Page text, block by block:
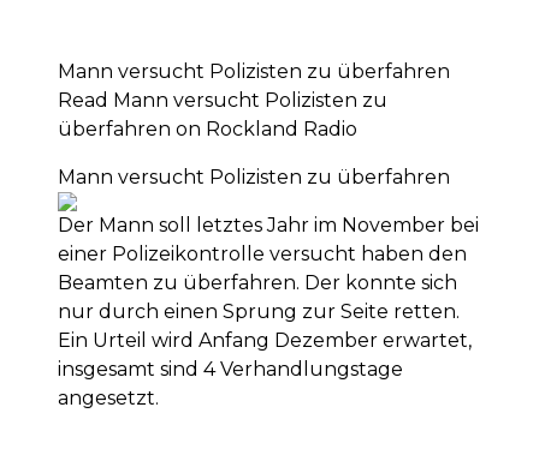
Mann versucht Polizisten zu überfahren
Read Mann versucht Polizisten zu
überfahren on Rockland Radio
Mann versucht Polizisten zu überfahren
Der Mann soll letztes Jahr im November bei
einer Polizeikontrolle versucht haben den
Beamten zu überfahren. Der konnte sich
nur durch einen Sprung zur Seite retten.
Ein Urteil wird Anfang Dezember erwartet,
insgesamt sind 4 Verhandlungstage
angesetzt.